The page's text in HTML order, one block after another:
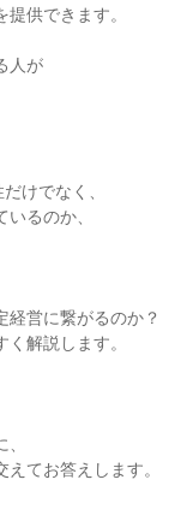
供できます。
人が
けでなく、
るのか、
経営に繋がるのか？
解説します。
てお答えします。